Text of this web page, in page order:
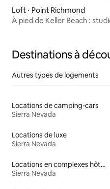
Loft ⋅ Point Richmond
À pied de Keller Beach :
Destinations à
Autres types de logements
Locations de camping-cars
Sierra Nevada
Locations de luxe
Sierra Nevada
Locations en complexes hôteliers
Sierra Nevada